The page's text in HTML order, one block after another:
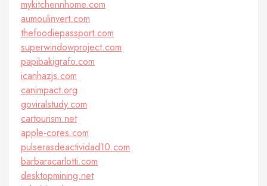
mykitchennhome.com
aumoulinvert.com
thefoodiepassport.com
superwindowproject.com
papibakigrafo.com
icanhazjs.com
canimpact.org
goviralstudy.com
cartourism.net
apple-cores.com
pulserasdeactividad10.com
barbaracarlotti.com
desktopmining.net